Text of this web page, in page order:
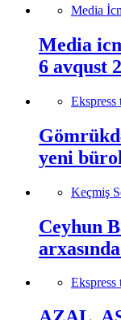
Media
Media
6 avqust
Ekspress
yeni
Keçmiş
Ceyhun
Ekspress